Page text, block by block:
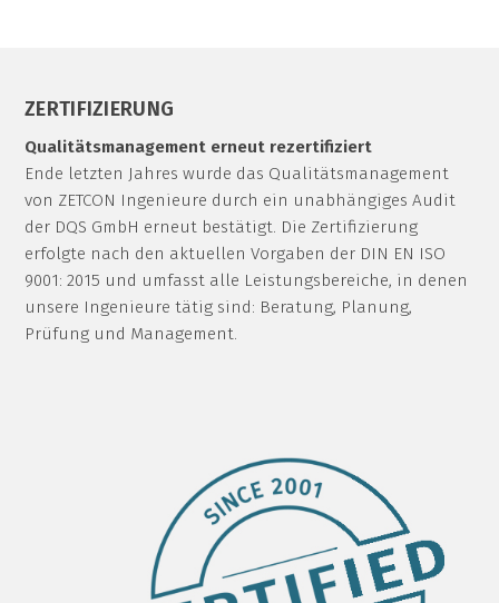
ZERTIFIZIERUNG
Qualitätsmanagement erneut rezertifiziert
Ende letzten Jahres wurde das Qualitätsmanagement
von ZETCON Ingenieure durch ein unabhängiges Audit
der DQS GmbH erneut bestätigt. Die Zertifizierung
erfolgte nach den aktuellen Vorgaben der DIN EN ISO
9001: 2015 und umfasst alle Leistungsbereiche, in denen
unsere Ingenieure tätig sind: Beratung, Planung,
Prüfung und Management.